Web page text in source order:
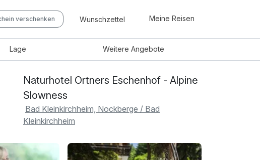
verschenken Wunschzettel Meine Reisen
Lage WeitereAngebote
Naturhotel Ortners Eschenhof - Alpine
Slowness
Bad Kleinkirchheim, Nockberge / Bad
Kleinkirchheim